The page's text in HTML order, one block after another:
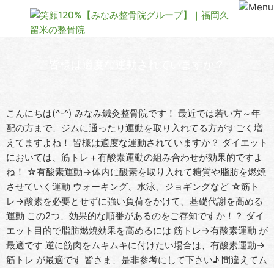
こんにちは(^-^) みなみ鍼灸整骨院です！ 最近では若い方～年
配の方まで、ジムに通ったり運動を取り入れてる方がすごく増
えてますよね！ 皆様は適度な運動されていますか？ ダイエット
においては、筋トレ＋有酸素運動の組み合わせが効果的ですよ
ね！ ☆有酸素運動→体内に酸素を取り入れて糖質や脂肪を燃焼
させていく運動 ウォーキング、水泳、ジョギングなど ☆筋ト
レ→酸素を必要とせずに強い負荷をかけて、基礎代謝を高める
運動 この2つ、効果的な順番があるのをご存知ですか！？ ダイ
エット目的で脂肪燃焼効果を高めるには 筋トレ→有酸素運動 が
最適です 逆に筋肉をムキムキに付けたい場合は、有酸素運動→
筋トレ が最適です 皆さま、是非参考にして下さい♪ 間違えてム